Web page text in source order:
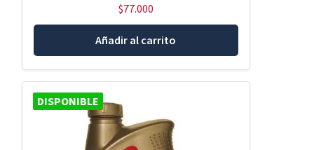
$77.000
Añadir al carrito
DISPONIBLE